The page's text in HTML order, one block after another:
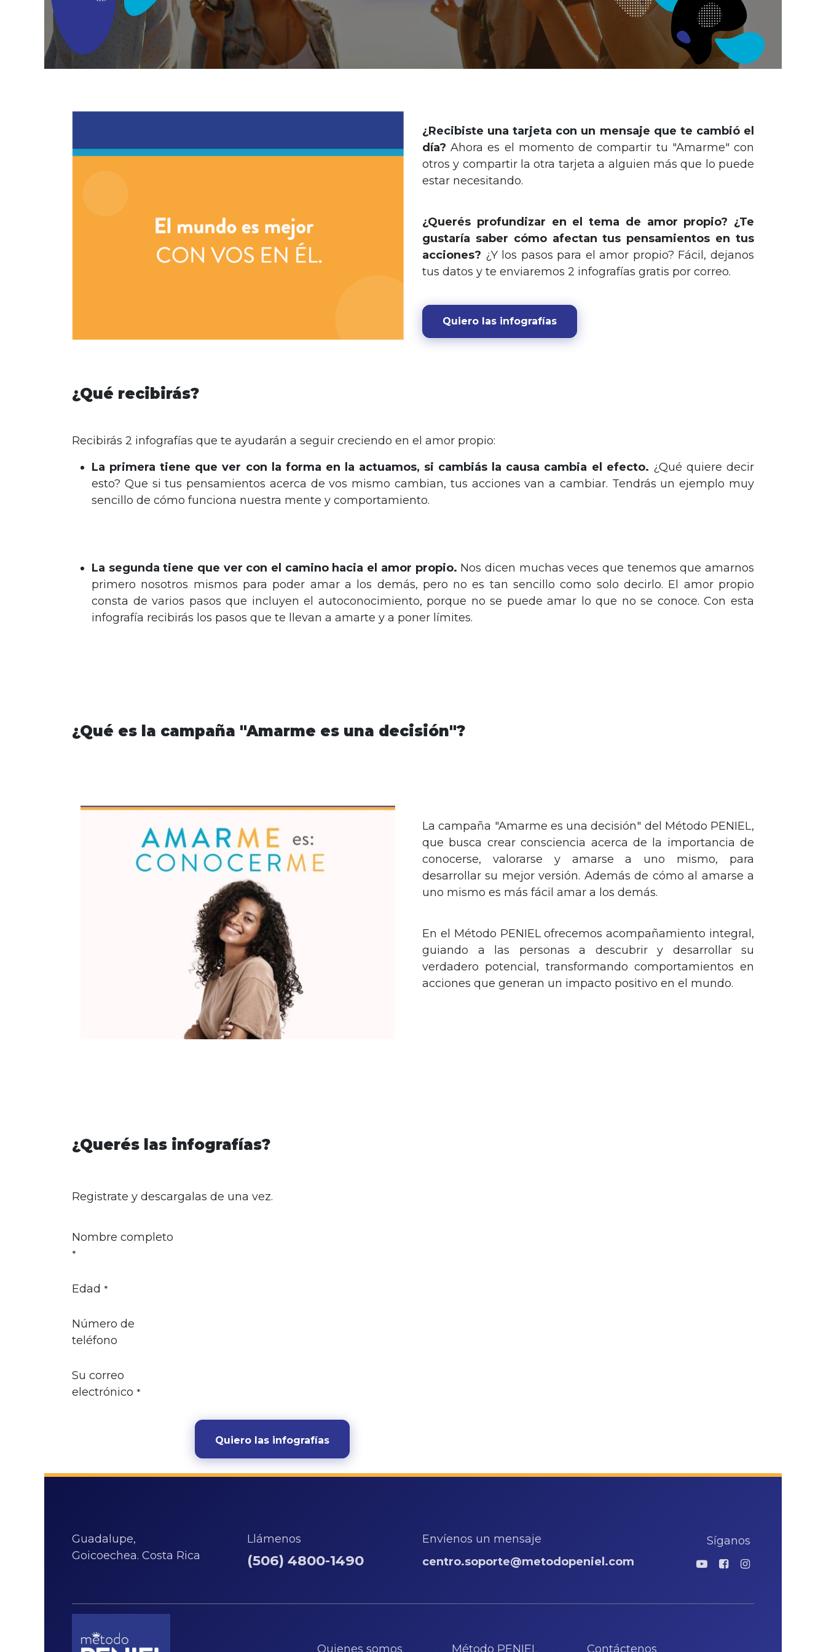
¿Recibiste una tarjeta con un mensaje que te cambió el
día? Ahora es el momento de compartir tu "Amarme" con
otros y compartir la otra tarjeta a alguien más que lo puede
estar necesitando.
¿Querés profundizar en el tema de amor propio? ¿Te
gustaría saber cómo afectan tus pensamientos en tus
acciones? ¿Y los pasos para el amor propio? Fácil, dejanos
tus datos y te enviaremos 2 infografías gratis por correo.
Quiero las infografías
¿Qué recibirás?
Recibirás 2 infografías que te ayudarán a seguir creciendo en el amor propio:
La primera tiene que ver con la forma en la actuamos, si cambiás la causa cambia el efecto. ¿Qué quiere decir
esto? Que si tus pensamientos acerca de vos mismo cambian, ​tus acciones van a cambiar. Tendrás un ejemplo muy
sencillo de cómo funciona nuestra mente y comportamiento.
La segunda tiene que ver con el camino hacia el amor propio. Nos dicen muchas veces que tenemos que amarnos
primero nosotros mismos para poder amar a los demás, pero no es tan sencillo como solo decirlo. El amor propio
consta de varios pasos que incluyen el autoconocimiento, porque no se puede amar lo que no se conoce. Con esta
infografía recibirás los pasos que te llevan a amarte y a poner límites.
¿Qué es la campaña "Amarme es una decisión"?
La campaña "Amarme es una decisión" del Método PENIEL,
que busca crear consciencia acerca de la importancia de
conocerse, valorarse y amarse a uno mismo, para
desarrollar su mejor versión. Además de cómo al amarse a
uno mismo es más fácil amar a los demás.
En el Método PENIEL ofrecemos acompañamiento integral,
guiando a las personas a descubrir y desarrollar su
verdadero potencial, transformando comportamientos en
acciones que generan un impacto positivo en el mundo.
¿Querés las infografías?
Registrate y descargalas de una vez.
Nombre completo
*
Edad *
Número de
teléfono
Su correo
electrónico *
Quiero las infografías
Guadalupe,
Goicoechea. Costa Rica
Llámenos
(506) 4800-1490
Envíenos un mensaje
centro.soporte@metodopeniel.com
Síganos
Quienes somos Método PENIEL Contáctenos